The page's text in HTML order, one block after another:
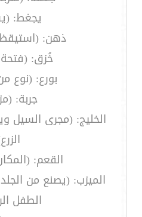
يجغط:
ذهن:
خُزق:
بورع: (نوع
جربة:
الخليج: (مجرى
القعم:
الميزب: (يصنع من
الطفل